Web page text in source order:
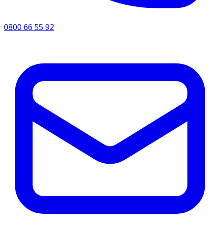
0800 66 55 92